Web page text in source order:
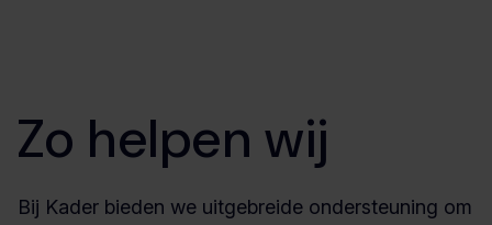
Zo helpen wij
Bij Kader bieden we uitgebreide ondersteuning om